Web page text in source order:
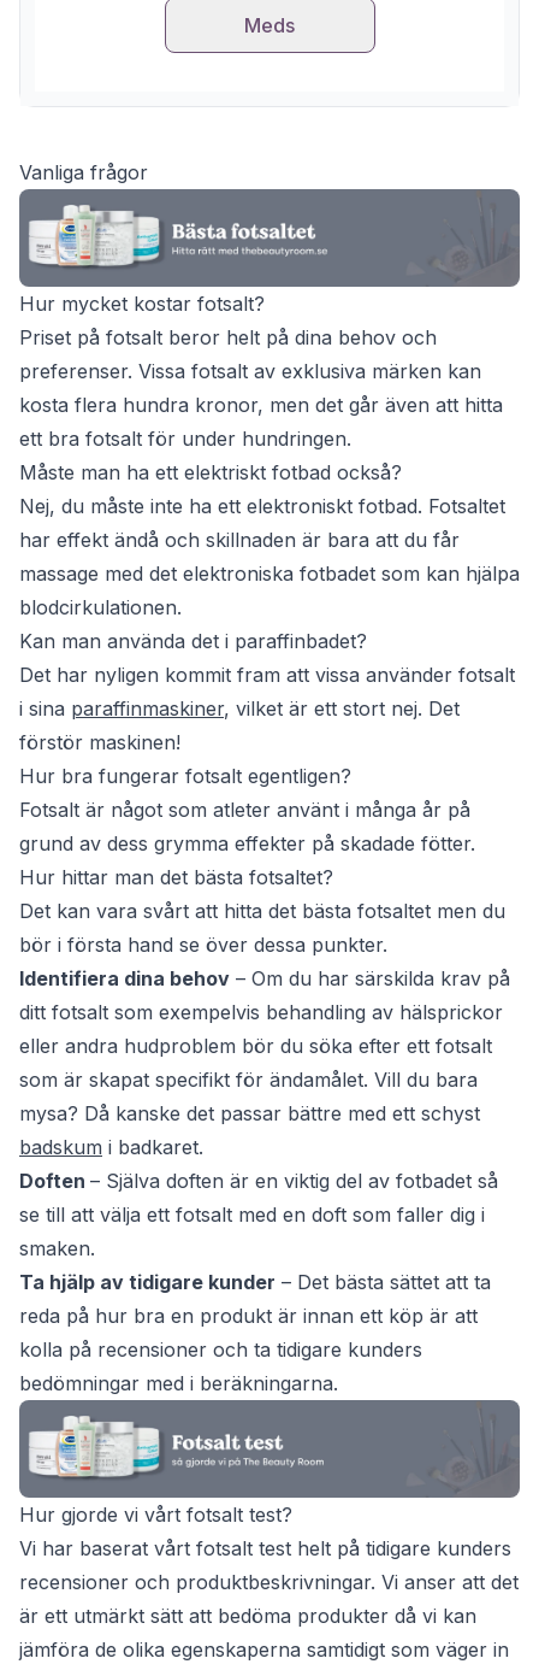
Meds
Vanliga frågor
Hur mycket kostar fotsalt?
Priset på fotsalt beror helt på dina behov och
preferenser. Vissa fotsalt av exklusiva märken kan
kosta flera hundra kronor, men det går även att hitta
ett bra fotsalt för under hundringen.
Måste man ha ett elektriskt fotbad också?
Nej, du måste inte ha ett elektroniskt fotbad. Fotsaltet
har effekt ändå och skillnaden är bara att du får
massage med det elektroniska fotbadet som kan hjälpa
blodcirkulationen.
Kan man använda det i paraffinbadet?
Det har nyligen kommit fram att vissa använder fotsalt
i sina paraffinmaskiner, vilket är ett stort nej. Det
förstör maskinen!
Hur bra fungerar fotsalt egentligen?
Fotsalt är något som atleter använt i många år på
grund av dess grymma effekter på skadade fötter.
Hur hittar man det bästa fotsaltet?
Det kan vara svårt att hitta det bästa fotsaltet men du
bör i första hand se över dessa punkter.
Identifiera dina behov – Om du har särskilda krav på
ditt fotsalt som exempelvis behandling av hälsprickor
eller andra hudproblem bör du söka efter ett fotsalt
som är skapat specifikt för ändamålet. Vill du bara
mysa? Då kanske det passar bättre med ett schyst
badskum i badkaret.
Doften – Själva doften är en viktig del av fotbadet så
se till att välja ett fotsalt med en doft som faller dig i
smaken.
Ta hjälp av tidigare kunder – Det bästa sättet att ta
reda på hur bra en produkt är innan ett köp är att
kolla på recensioner och ta tidigare kunders
bedömningar med i beräkningarna.
Hur gjorde vi vårt fotsalt test?
Vi har baserat vårt fotsalt test helt på tidigare kunders
recensioner och produktbeskrivningar. Vi anser att det
är ett utmärkt sätt att bedöma produkter då vi kan
jämföra de olika egenskaperna samtidigt som väger in